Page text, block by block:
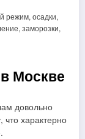
Москве
довольно
характерно